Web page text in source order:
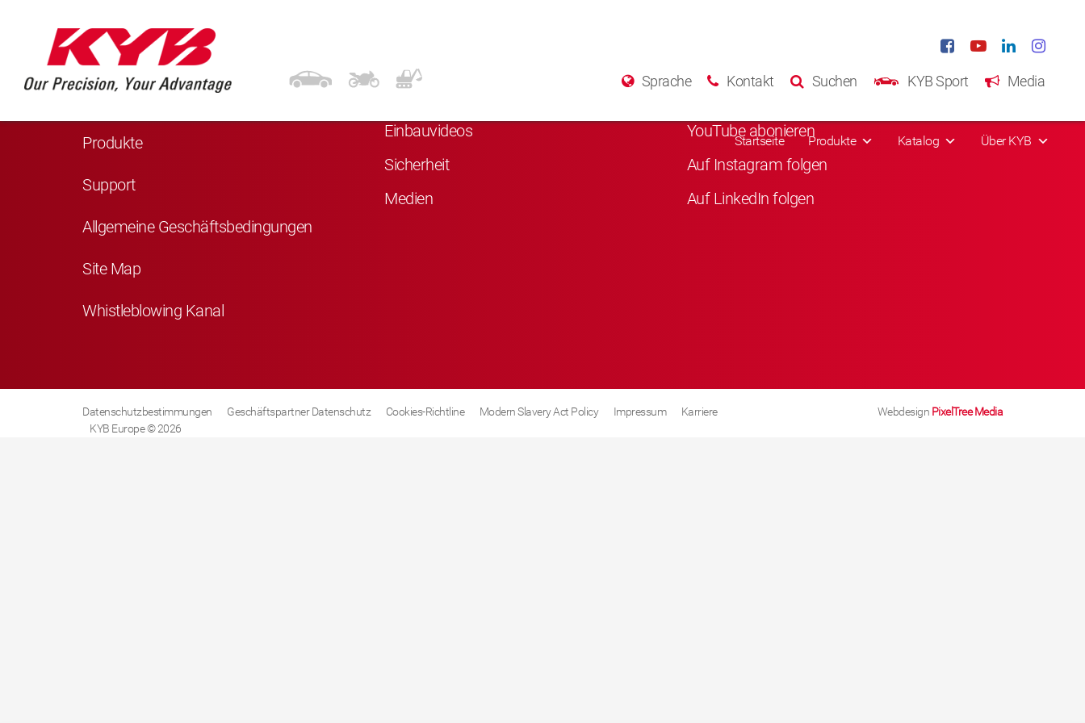
Sprache Kontakt Suchen KYB Sport Media
Startseite Produkte Katalog Über KYB
Navigation
Produkte
Support
Allgemeine Geschäftsbedingungen
Site Map
Whistleblowing Kanal
Einbauvideos
Sicherheit
Medien
YouTube abonieren
Auf Instagram folgen
Auf LinkedIn folgen
Datenschutzbestimmungen Geschäftspartner Datenschutz Cookies-Richtline Modern Slavery Act Policy Impressum
Karriere
KYB Europe © 2026
Webdesign PixelTree Media